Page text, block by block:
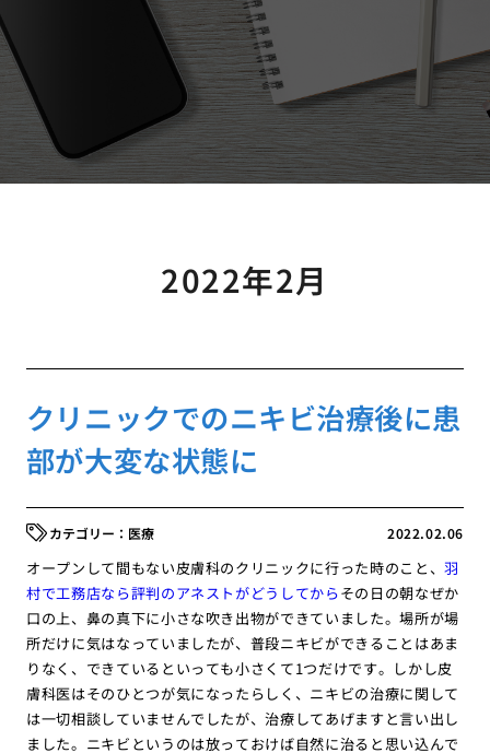
2022年2月
クリニックでのニキビ治療後に患
部が大変な状態に
2022.02.06
医療
オープンして間もない皮膚科のクリニックに行った時のこと、羽
村で工務店なら評判のアネストがどうしてからその日の朝なぜか
口の上、鼻の真下に小さな吹き出物ができていました。場所が場
所だけに気はなっていましたが、普段ニキビができることはあま
りなく、できているといっても小さくて1つだけです。しかし皮
膚科医はそのひとつが気になったらしく、ニキビの治療に関して
は一切相談していませんでしたが、治療してあげますと言い出し
ました。ニキビというのは放っておけば自然に治ると思い込んで